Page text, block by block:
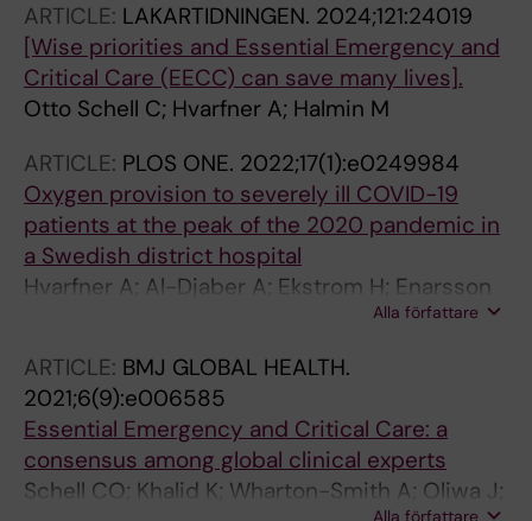
Firissa YB; Gemechu TB; Dausab G; Kauta U;
Sikuvi K; Kechiche N; Ki KB; Mukenga M;
Munlemvo D; Bittaye M; Jagne A; Omar MA;
Daoud HA; Faisal M; Elfiky M; Seleke M; Fadalla
T; Koko A; Bedada A; Outsouta GN; Elombila M;
El Adib AR; Essafti M; Lopes D; Morais A;
Ndarukwa P; Handireketi N; Bulamba F; Mrara
B; Kluyts H-L; Kinnes M; Bedwell GJ; Duvenage
H; Arendse G; Hannon L; Myer L; Hardy A;
Schell CO; Pearse RM; Biccard BM; African
ARTICLE: LAKARTIDNINGEN. 2024;121:24019
[Wise priorities and Essential Emergency and
Critical Care (EECC) can save many lives].
Otto Schell C; Hvarfner A; Halmin M
ARTICLE: PLOS ONE. 2022;17(1):e0249984
Oxygen provision to severely ill COVID-19
patients at the peak of the 2020 pandemic in
a Swedish district hospital
Hvarfner A; Al-Djaber A; Ekstrom H; Enarsson
M; Castegren M; Baker T; Schell COAlla författare
ARTICLE: BMJ GLOBAL HEALTH.
2021;6(9):e006585
Essential Emergency and Critical Care: a
consensus among global clinical experts
Schell CO; Khalid K; Wharton-Smith A; Oliwa J;
Alla författare